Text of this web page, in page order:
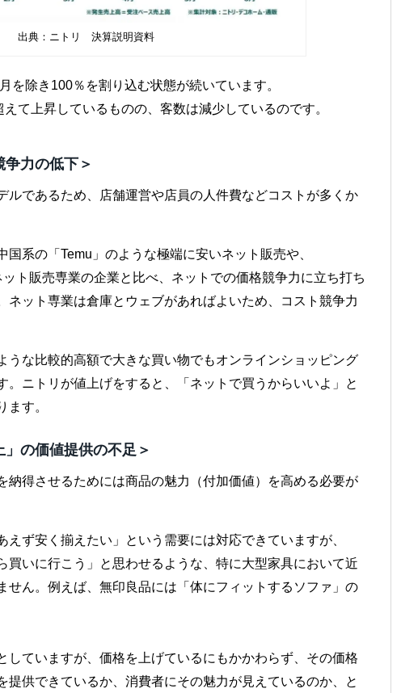
出典：ニトリ 決算説明資料
を除き100％を割り込む状態が続いています。
て上昇しているものの、客数は減少しているのです。
争力の低下＞
ルであるため、店舗運営や店員の人件費などコストが多くか
系の「Temu」のような極端に安いネット販売や、
ット販売専業の企業と比べ、ネットでの価格競争力に立ち打ち
ネット専業は倉庫とウェブがあればよいため、コスト競争力
うな比較的高額で大きな買い物でもオンラインショッピング
。ニトリが値上げをすると、「ネットで買うからいいよ」と
ます。
の価値提供の不足＞
納得させるためには商品の魅力（付加価値）を高める必要が
ず安く揃えたい」という需要には対応できていますが、
買いに行こう」と思わせるような、特に大型家具において近
せん。例えば、無印良品には「体にフィットするソファ」の
していますが、価格を上げているにもかかわらず、その価格
提供できているか、消費者にその魅力が見えているのか、と